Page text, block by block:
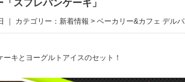
スフレパンケーキ」
｜ カテゴリー： 新着情報 > ベーカリー&カフェ デル
キとヨーグルトアイスのセット！